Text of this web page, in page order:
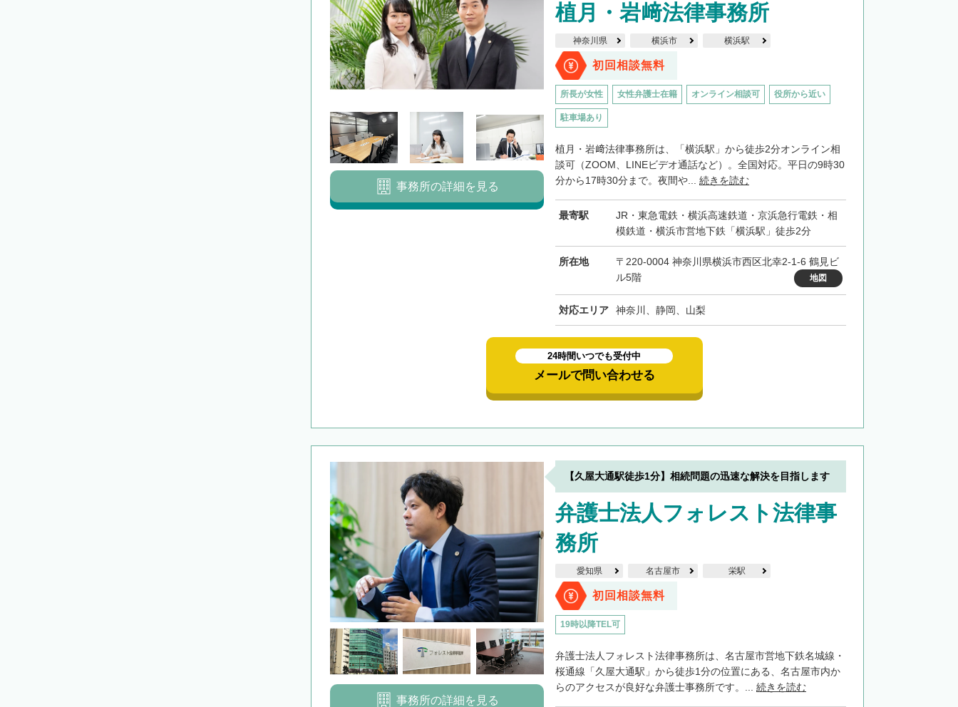
植月・岩﨑法律事務所
神奈川県 横浜市 横浜駅
初回相談無料
所長が女性 女性弁護士在籍 オンライン相談可 役所から近い
駐車場あり
植月・岩﨑法律事務所は、「横浜駅」から徒歩2分オンライン相
談可（ZOOM、LINEビデオ通話など）。全国対応。平日の9時30
分から17時30分まで。夜間や... 続きを読む
最寄駅
JR・東急電鉄・横浜高速鉄道・京浜急行電鉄・相
模鉄道・横浜市営地下鉄「横浜駅」徒歩2分
所在地
〒220-0004 神奈川県横浜市西区北幸2-1-6 鶴見ビ
ル5階
地図
対応エリア 神奈川、静岡、山梨
事務所の詳細を見る
24時間いつでも受付中
メールで問い合わせる
【久屋大通駅徒歩1分】相続問題の迅速な解決を目指します
弁護士法人フォレスト法律事
務所
愛知県 名古屋市 栄駅
初回相談無料
19時以降TEL可
弁護士法人フォレスト法律事務所は、名古屋市営地下鉄名城線・
桜通線「久屋大通駅」から徒歩1分の位置にある、名古屋市内か
らのアクセスが良好な弁護士事務所です。... 続きを読む
事務所の詳細を見る